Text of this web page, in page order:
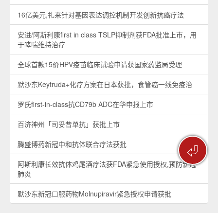
⏎
16亿美元,礼来针对基因表达调控机制开发创新抗癌疗法
安进/阿斯利康first in class TSLP抑制剂获FDA批准上市，用
于哮喘维持治疗
全球首款15价HPV疫苗临床试验申请获国家药监局受理
默沙东Keytruda+化疗方案在日本获批，食管癌一线免疫治
罗氏first-in-class抗CD79b ADC在华申报上市
百济神州「司妥昔单抗」获批上市
腾盛博药新冠中和抗体联合疗法获批
阿斯利康长效抗体鸡尾酒疗法获FDA紧急使用授权,预防新冠
肺炎
默沙东新冠口服药物Molnupiravir紧急授权申请获批